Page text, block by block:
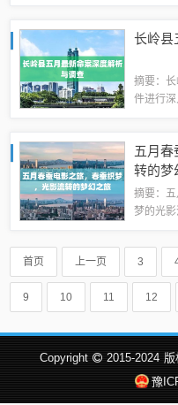
务数据、
长岭县
摘要：
件进行深
等方面
五月春
转的梦
摘要：
梦的光
现春蚕的
付出。
首页 上一页 3
9 10 11 12
Copyright 2015-2024 版
豫